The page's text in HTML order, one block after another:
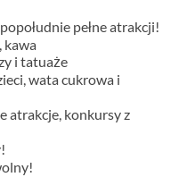
pełne atrakcji!
kawa
i tatuaże
wata cukrowa i
atrakcje, konkursy z